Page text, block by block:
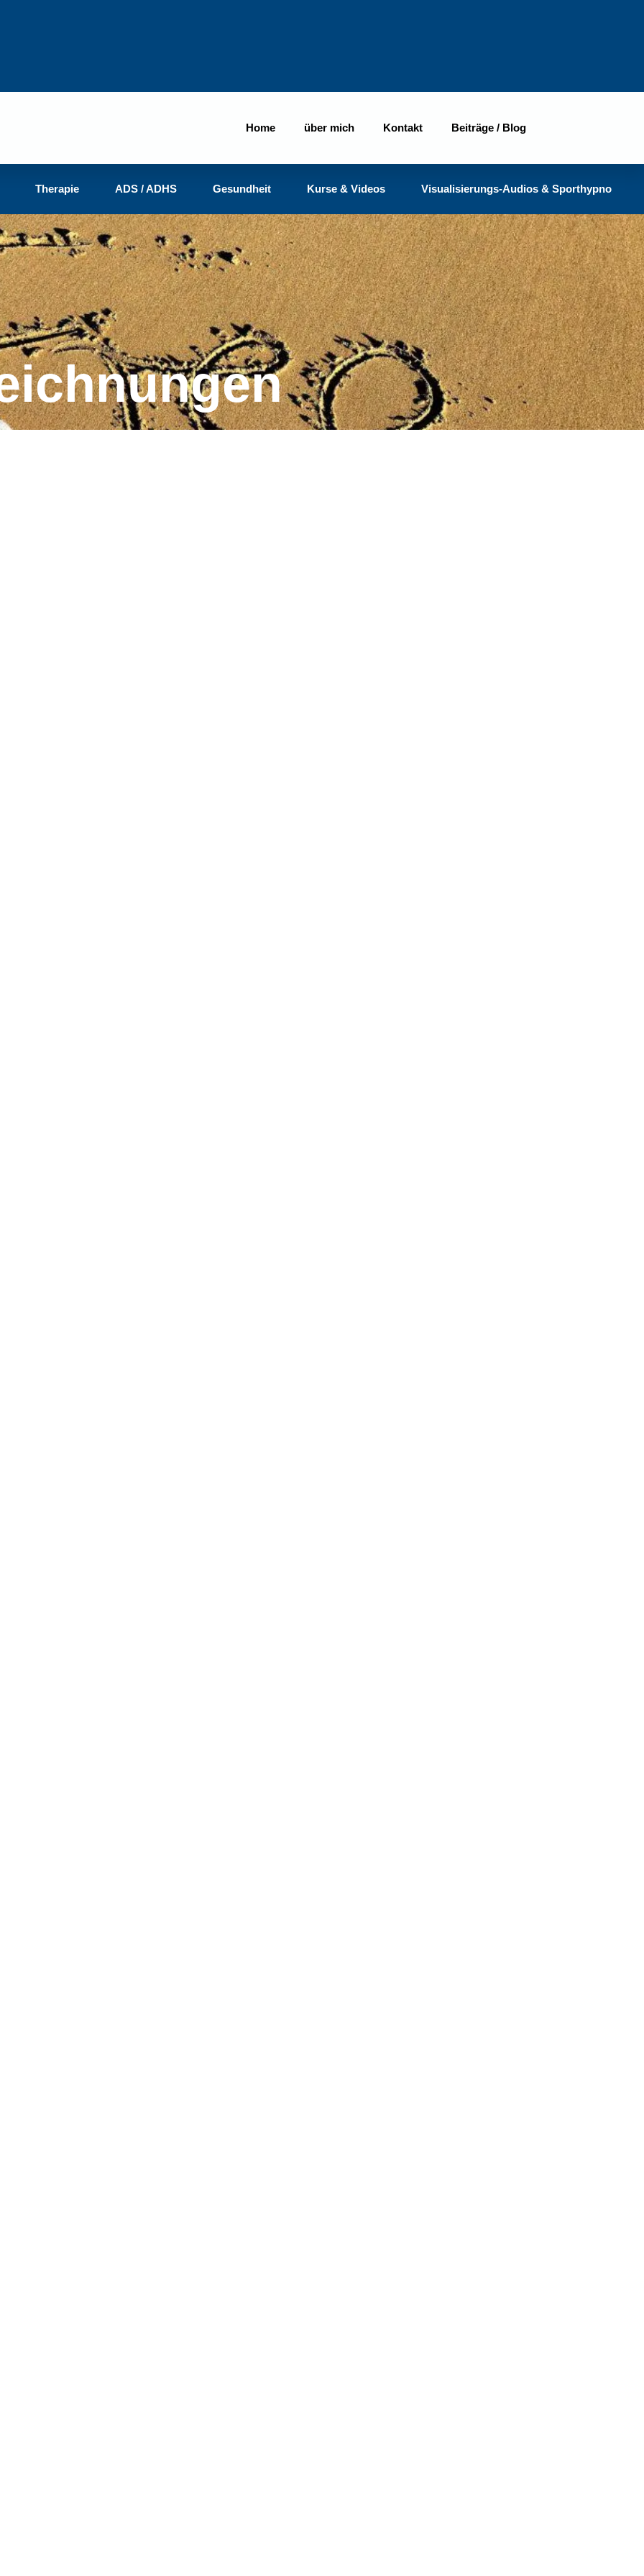
Home über mich Kontakt Beiträge / Blog
Therapie ADS / ADHS Gesundheit Kurse & Videos Visualisierungs-Audios & Sporthypno